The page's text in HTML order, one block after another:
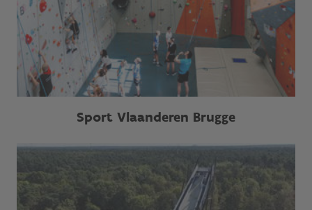
Sport Vlaanderen Brugge